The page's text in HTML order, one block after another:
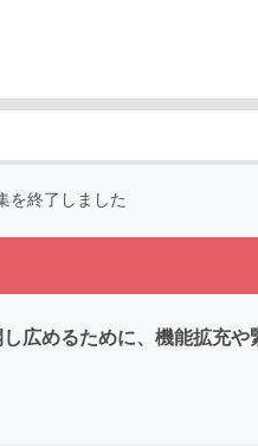
を終了しました
広めるために、機能拡充